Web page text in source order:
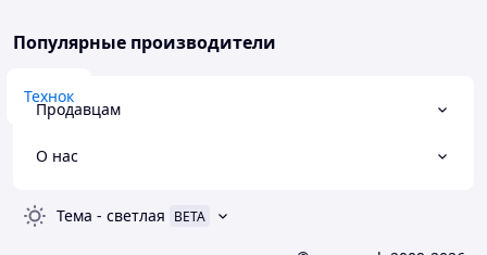
Популярные производители
Технок
Продавцам
О нас
Тема - светлая BETA